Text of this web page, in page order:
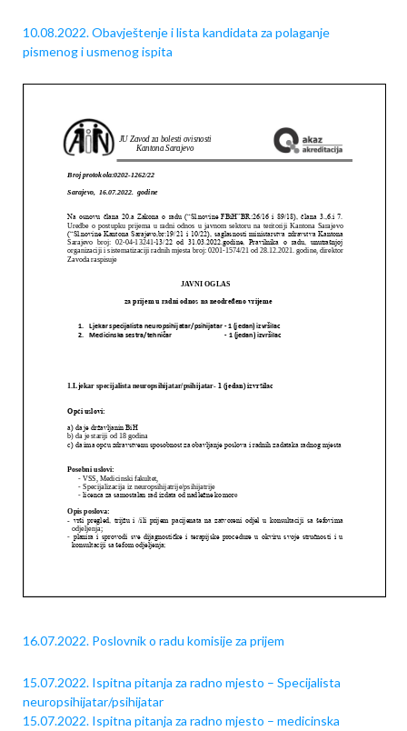
10.08.2022. Obavještenje i lista kandidata za polaganje
pismenog i usmenog ispita
16.07.2022. Poslovnik o radu komisije za prijem
15.07.2022. Ispitna pitanja za radno mjesto – Specijalista
neuropsihijatar/psihijatar
15.07.2022. Ispitna pitanja za radno mjesto – medicinska